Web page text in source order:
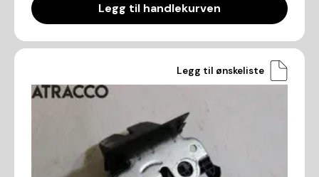
Legg til handlekurven
Legg til ønskeliste